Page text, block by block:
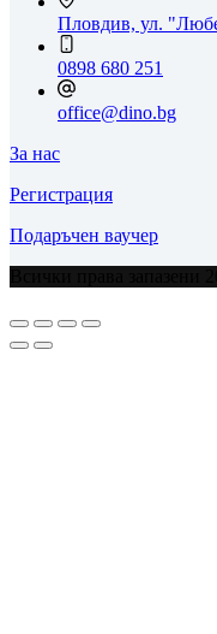
Пловдив, ул.
0898 680 251
office@dino.bg
За нас
Регистрация
Подаръчен ваучер